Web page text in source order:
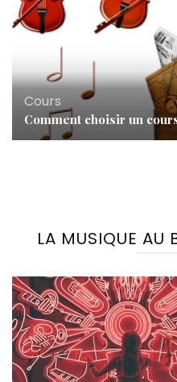
Cours
Comment choisir un
LA MUSIQUE AU